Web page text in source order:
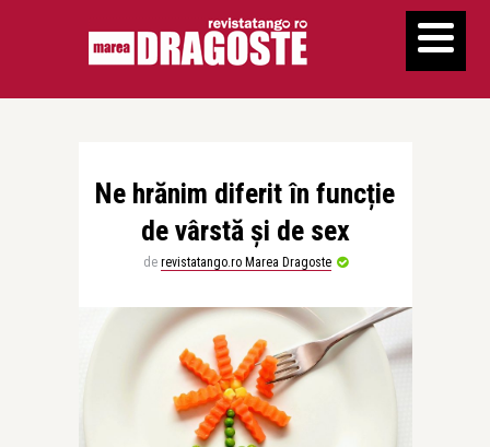
Ne hrănim diferit în funcție
de vârstă și de sex
de revistatango.ro Marea Dragoste